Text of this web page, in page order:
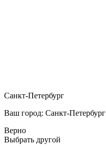
Санкт-Петербург
Ваш город: Санкт-Петербург
Верно
Выбрать другой